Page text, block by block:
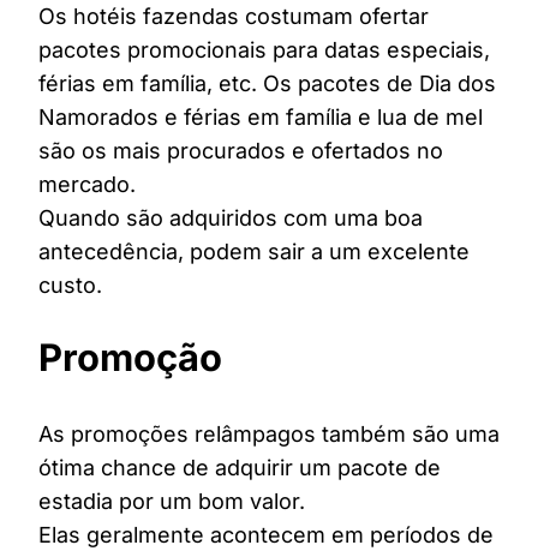
Os hotéis fazendas costumam ofertar
pacotes promocionais para datas especiais,
férias em família, etc. Os pacotes de Dia dos
Namorados e férias em família e lua de mel
são os mais procurados e ofertados no
mercado.
Quando são adquiridos com uma boa
antecedência, podem sair a um excelente
custo.
Promoção
As promoções relâmpagos também são uma
ótima chance de adquirir um pacote de
estadia por um bom valor.
Elas geralmente acontecem em períodos de